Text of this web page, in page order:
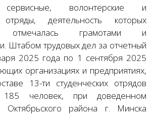
сервисные, волонтерские и
отряды, деятельность которых
отмечалась грамотами и
Штабом трудовых дел за отчетный
2025 года по 1 сентября 2025
организациях и предприятиях,
13-ти студенческих отрядов
185 человек, при доведенном
Октябрьского района г. Минска